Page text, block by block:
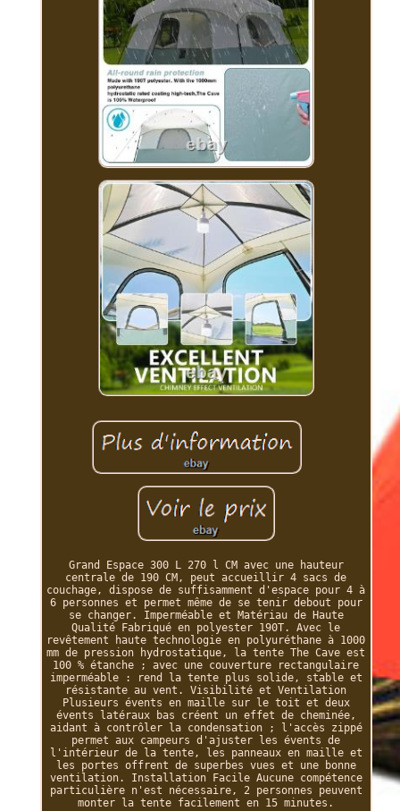
Grand Espace 300 L 270 l CM avec une hauteur
centrale de 190 CM, peut accueillir 4 sacs de
couchage, dispose de suffisamment d'espace pour 4 à
6 personnes et permet même de se tenir debout pour
se changer. Imperméable et Matériau de Haute
Qualité Fabriqué en polyester 190T. Avec le
revêtement haute technologie en polyuréthane à 1000
mm de pression hydrostatique, la tente The Cave est
100 % étanche ; avec une couverture rectangulaire
imperméable : rend la tente plus solide, stable et
résistante au vent. Visibilité et Ventilation
Plusieurs évents en maille sur le toit et deux
évents latéraux bas créent un effet de cheminée,
aidant à contrôler la condensation ; l'accès zippé
permet aux campeurs d'ajuster les évents de
l'intérieur de la tente, les panneaux en maille et
les portes offrent de superbes vues et une bonne
ventilation. Installation Facile Aucune compétence
particulière n'est nécessaire, 2 personnes peuvent
monter la tente facilement en 15 minutes.